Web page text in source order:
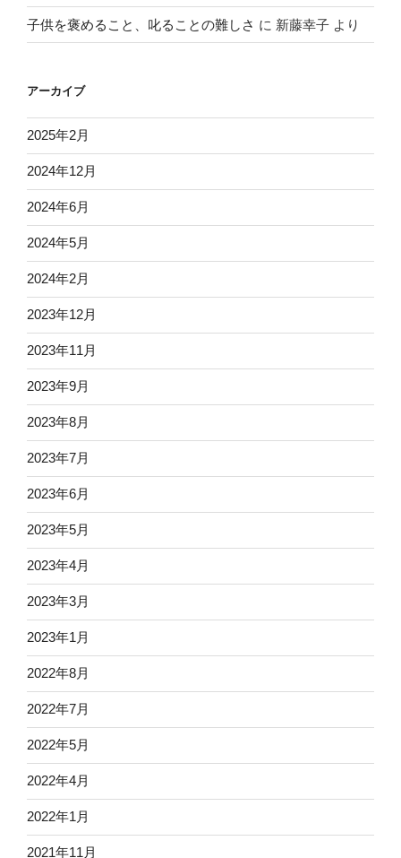
子供を褒めること、叱ることの難しさ に 新藤幸子 より
アーカイブ
2025年2月
2024年12月
2024年6月
2024年5月
2024年2月
2023年12月
2023年11月
2023年9月
2023年8月
2023年7月
2023年6月
2023年5月
2023年4月
2023年3月
2023年1月
2022年8月
2022年7月
2022年5月
2022年4月
2022年1月
2021年11月